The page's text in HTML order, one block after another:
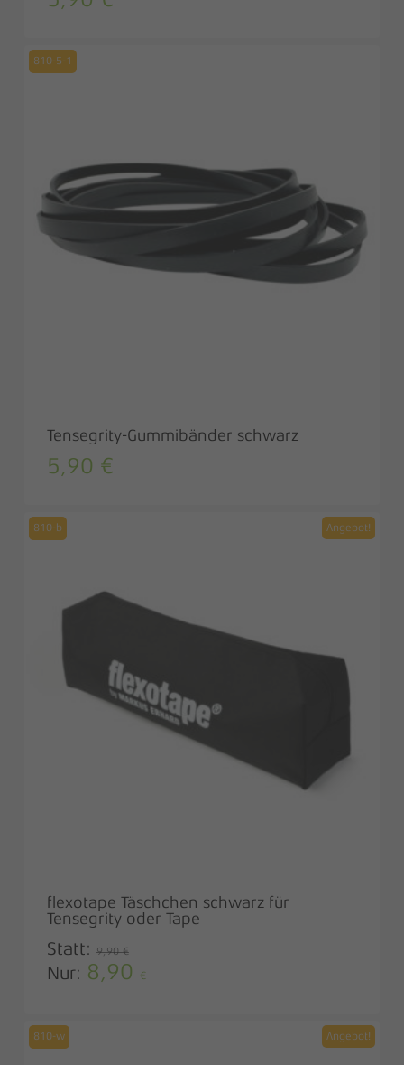
810-5-1
Tensegrity-Gummibänder schwarz
5,90 €
Angebot!
810-b
flexotape Täschchen schwarz für
Tensegrity oder Tape
Statt: 9,90€
Ursprünglicher
9,90 €
Nur: 8,90 €Aktueller
Angebot!
810-w